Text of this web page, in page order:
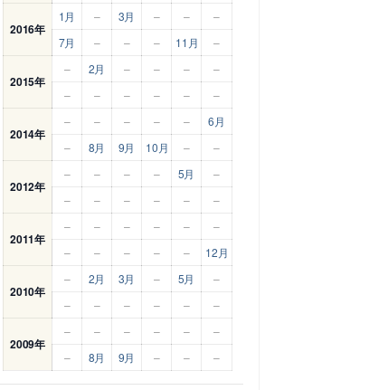
2016年
1月 – 3月 – –
–
7月
– – – 11月 –
2015年
– 2月 – – –
–
–
– – – – –
2014年
– – – – –
6月
–
8月 9月 10月 – –
2012年
– – – – 5月
–
–
– – – – –
2011年
– – – – –
–
–
– – – – 12月
2010年
– 2月 3月 – 5月
–
–
– – – – –
2009年
– – – – –
–
–
8月 9月 – – –